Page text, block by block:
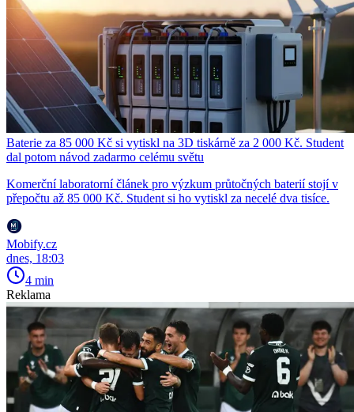
Baterie za 85 000 Kč si vytiskl na 3D tiskárně za 2 000 Kč. Student
dal potom návod zadarmo celému světu
Komerční laboratorní článek pro výzkum průtočných baterií stojí v
přepočtu až 85 000 Kč. Student si ho vytiskl za necelé dva tisíce.
Mobify.cz
dnes, 18:03
4 min
Reklama